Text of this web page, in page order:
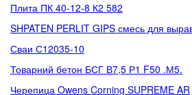
Плита ПК 40-12-8 К2 582
SHPATEN PERLIT GIPS смесь для
Сваи С12035-10
Товарний бетон БСГ В7,5 Р1 F50 .М5.
Черепица Owens Corning SUPREME AR